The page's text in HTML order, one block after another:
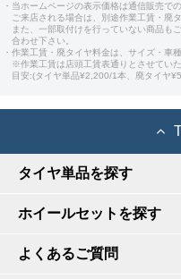
・当ホームページの表示価格は通信販売で
ご来店される場合は、別途作業工賃・廃
また、一部取付けを行っていない商品も
合わせ下さい。
・作業工賃・廃タイヤ料金は、サイズ・車
※作業工賃は店頭工賃表通りとさせていた
目安:(タイヤ単品¥2,200/1本、廃タイヤ
タイヤ単品を探す
ホイールセットを探す
よくあるご質問